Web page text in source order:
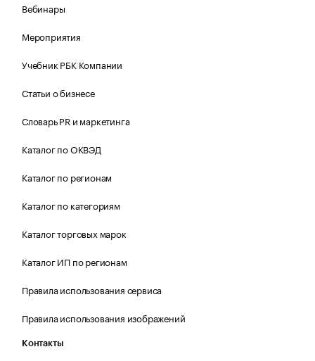
Вебинары
Мероприятия
Учебник РБК Компании
Статьи о бизнесе
Словарь PR и маркетинга
Каталог по ОКВЭД
Каталог по регионам
Каталог по категориям
Каталог торговых марок
Каталог ИП по регионам
Правила использования сервиса
Правила использования изображений
Контакты